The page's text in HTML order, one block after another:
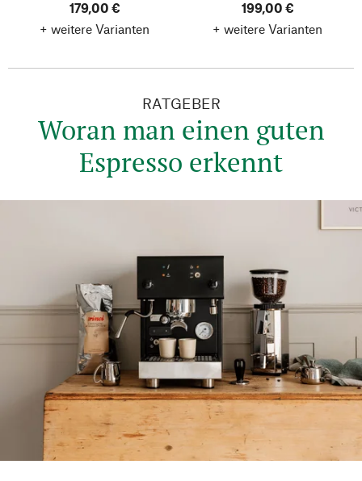
179,00 €
+ weitere Varianten
199,00 €
+ weitere Varianten
RATGEBER
Woran man einen guten
Espresso erkennt